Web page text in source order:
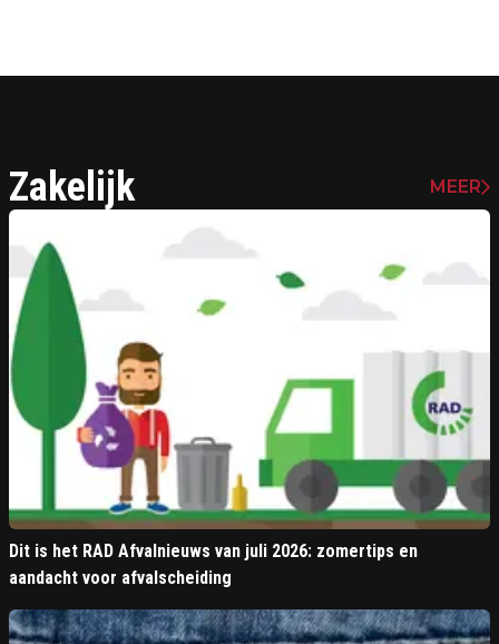
Zakelijk MEER
Dit is het RAD Afvalnieuws van juli 2026: zomertips en
aandacht voor afvalscheiding